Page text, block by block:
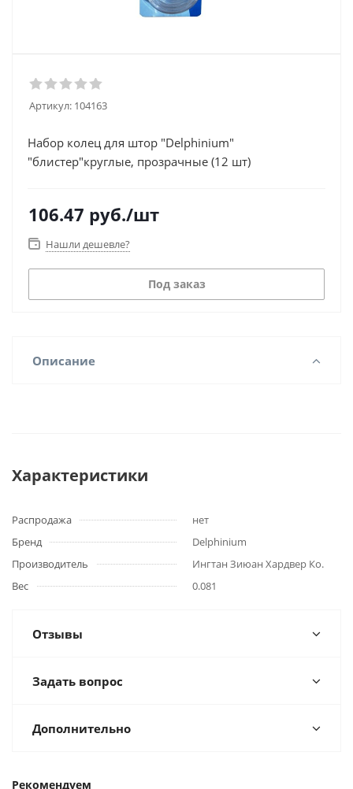
Артикул: 104163
Набор колец для штор "Delphinium"
"блистер"круглые, прозрачные (12 шт)
106.47 руб./шт
Нашли дешевле?
Под заказ
Описание
Характеристики
Распродажа
нет
Бренд
Delphinium
Производитель
Ингтан Зиюан Хардвер Ко.
Вес
0.081
Отзывы
Задать вопрос
Дополнительно
Рекомендуем